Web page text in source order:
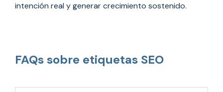
intención real y generar crecimiento sostenido.
FAQs sobre etiquetas SEO